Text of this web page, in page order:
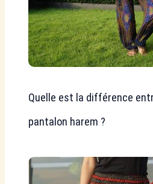
Quelle est la différence
pantalon harem ?